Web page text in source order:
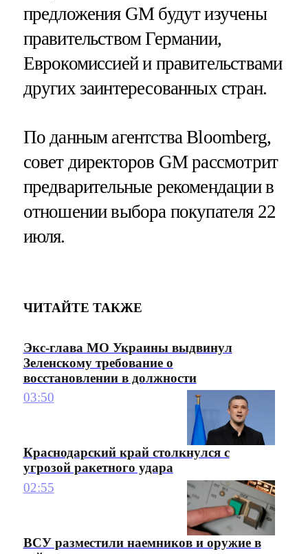
предложения GM будут изучены
правительством Германии,
Еврокомиссией и правительствами
других заинтересованных стран.
По данным агентства Bloomberg,
совет директоров GM рассмотрит
предварительные рекомендации в
отношении выбора покупателя 22
июля.
ЧИТАЙТЕ ТАКЖЕ
Экс-глава МО Украины выдвинул
Зеленскому требование о
восстановлении в должности
03:50
Краснодарский край столкнулся с
угрозой ракетного удара
02:55
ВСУ разместили наемников и оружие в